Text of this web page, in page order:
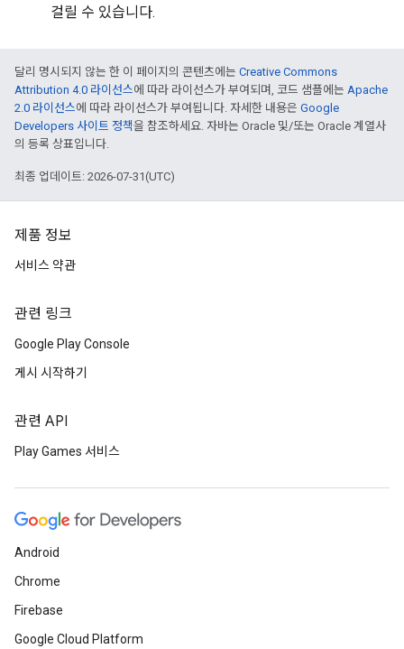
걸릴 수 있습니다.
달리 명시되지 않는 한 이 페이지의 콘텐츠에는 Creative Commons
Attribution 4.0 라이선스에 따라 라이선스가 부여되며, 코드 샘플에는 Apache
2.0 라이선스에 따라 라이선스가 부여됩니다. 자세한 내용은 Google
Developers 사이트 정책을 참조하세요. 자바는 Oracle 및/또는 Oracle 계열사
의 등록 상표입니다.
최종 업데이트: 2026-07-31(UTC)
제품 정보
서비스 약관
관련 링크
Google Play Console
게시 시작하기
관련 API
Play Games 서비스
Android
Chrome
Firebase
Google Cloud Platform